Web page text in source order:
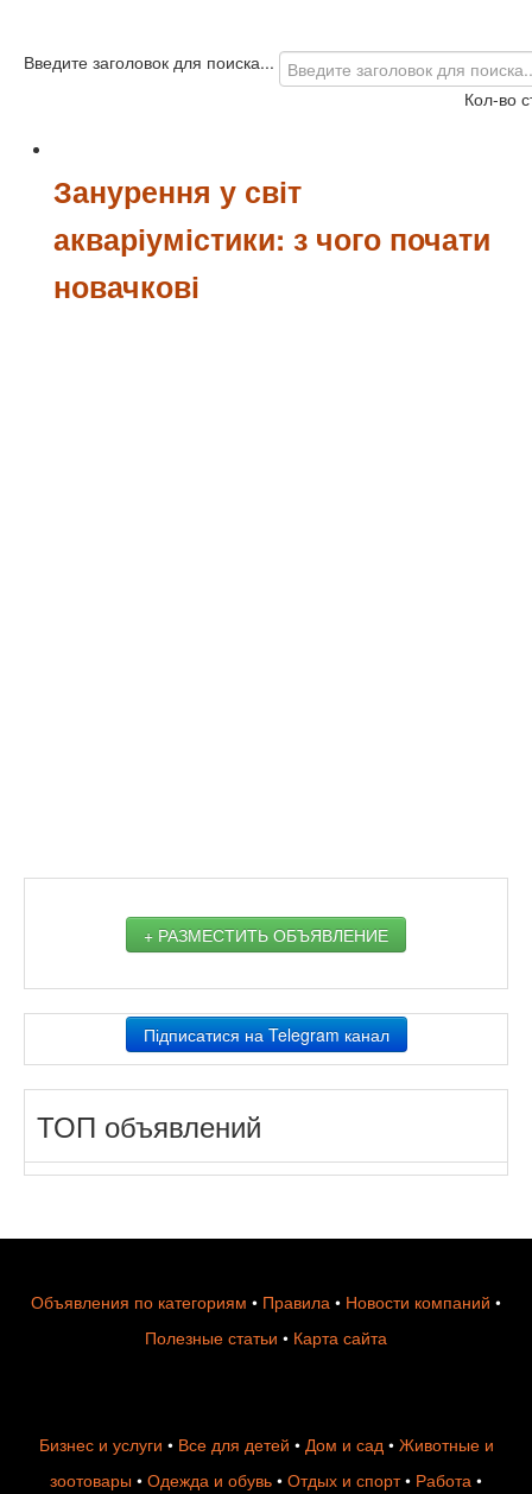
Введите заголовок для поиска...
Кол-во
Занурення у світ
акваріумістики: з чого почати
новачкові
+ РАЗМЕСТИТЬ ОБЪЯВЛЕНИЕ
Підписатися на Telegram канал
ТОП объявлений
Объявления по категориям • Правила • Новости компаний •
Полезные статьи • Карта сайта
Бизнес и услуги • Все для детей • Дом и сад• Животные и
зоотовары • Одежда и обувь • Отдых и спорт• Работа •